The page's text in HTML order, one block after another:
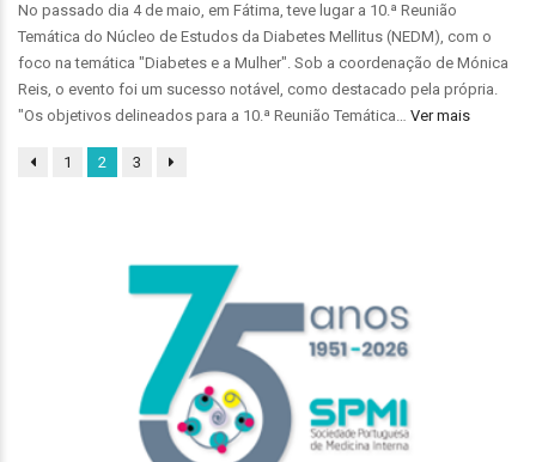
No passado dia 4 de maio, em Fátima, teve lugar a 10.ª Reunião
Temática do Núcleo de Estudos da Diabetes Mellitus (NEDM), com o
foco na temática "Diabetes e a Mulher". Sob a coordenação de Mónica
Reis, o evento foi um sucesso notável, como destacado pela própria.
"Os objetivos delineados para a 10.ª Reunião Temática… Ver mais
1 2 3